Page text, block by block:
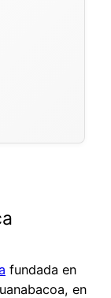
fundada en
en